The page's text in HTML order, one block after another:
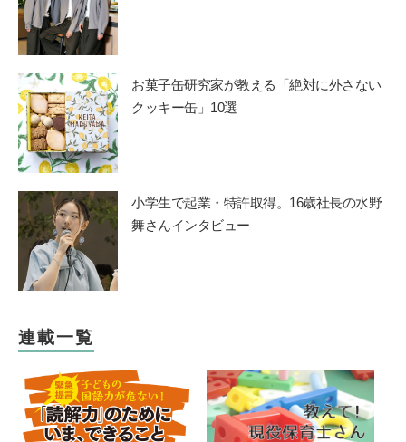
お菓子缶研究家が教える「絶対に外さない
クッキー缶」10選
小学生で起業・特許取得。16歳社長の水野
舞さんインタビュー
連載一覧